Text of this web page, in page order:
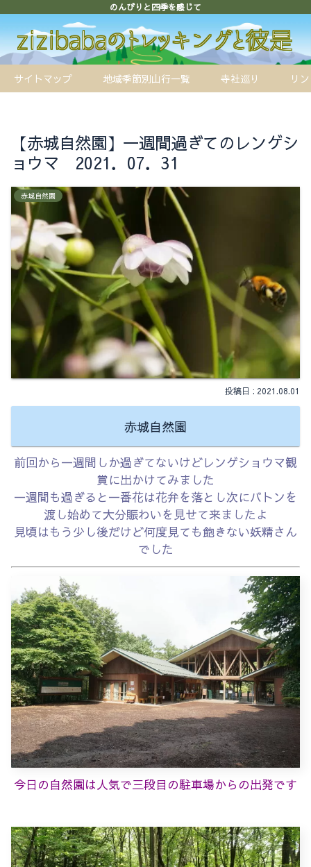
のんびりと四季を感じて
サイトマップ 地域季節別山行一覧 寺社巡り リ
【赤城自然園】一週間過ぎてのレンゲシ
ョウマ 2021．07．31
赤城自然園
2021.08.01
赤城自然園
前回から一週間しか過ぎてないけどレンゲショウマ観
賞に出かけてみました
一週間も過ぎると一番花は花弁を落とし次にバトンを
渡し始めて大分賑わいを見せて来ましたよ
見頃はもう少し後だけど何度見ても飽きない妖精さん
でした
今日の自然園は人気で三段目の駐車場からの出発です